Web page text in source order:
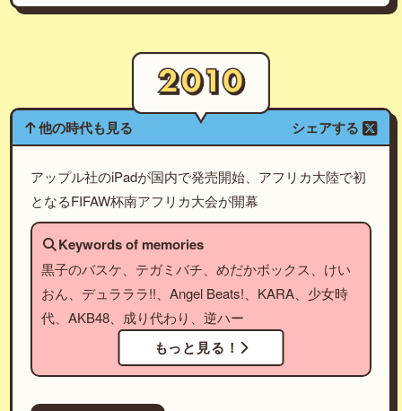
他の時代も見る シェアする
アップル社のiPadが国内で発売開始、アフリカ大陸で初
となるFIFAW杯南アフリカ大会が開幕
Keywords of memories
黒子のバスケ、テガミバチ、めだかボックス、けい
おん、デュラララ!!、Angel Beats!、KARA、少女時
代、AKB48、成り代わり、逆ハー
もっと見る！